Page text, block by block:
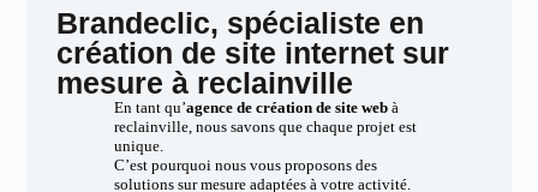
Brandeclic, spécialiste en
création de site internet sur
mesure à reclainville
En tant qu’agence de création de site webà
reclainville, nous savons que chaque projet est
unique.
C’est pourquoi nous vous proposons des
solutions sur mesure adaptées à votre activité.